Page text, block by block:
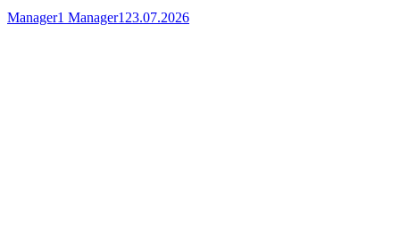
Manager1 Manager1 23.07.2026